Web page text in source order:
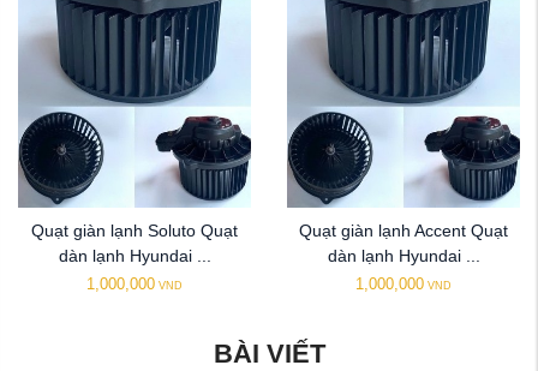
Quạt giàn lạnh Soluto Quạt
dàn lạnh Hyundai ...
1,000,000 VND
Quạt giàn lạnh Accent Quạt
dàn lạnh Hyundai ...
1,000,000 VND
BÀI VIẾT